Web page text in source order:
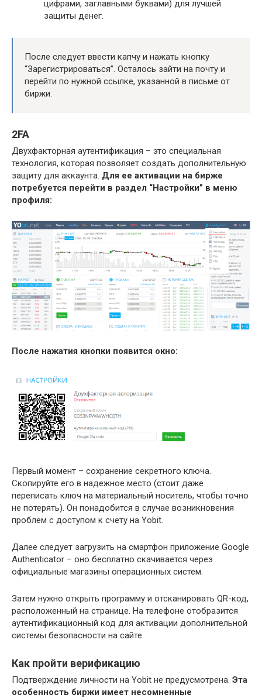
цифрами, заглавными буквами) для лучшей
защиты денег.
После следует ввести капчу и нажать кнопку
“Зарегистрироваться”. Осталось зайти на почту и
перейти по нужной ссылке, указанной в письме от
биржи.
2FA
Двухфакторная аутентификация – это специальная
технология, которая позволяет создать дополнительную
защиту для аккаунта. Для ее активации на бирже
потребуется перейти в раздел “Настройки” в меню
профиля:
После нажатия кнопки появится окно:
Первый момент – сохранение секретного ключа.
Скопируйте его в надежное место (стоит даже
переписать ключ на материальный носитель, чтобы точно
не потерять). Он понадобится в случае возникновения
проблем с доступом к счету на Yobit.
Далее следует загрузить на смартфон приложение Google
Authenticator – оно бесплатно скачивается через
официальные магазины операционных систем.
Затем нужно открыть программу и отсканировать QR-код,
расположенный на странице. На телефоне отобразится
аутентификационный код для активации дополнительной
системы безопасности на сайте.
Как пройти верификацию
Подтверждение личности на Yobit не предусмотрена. Эта
особенность биржи имеет несомненные